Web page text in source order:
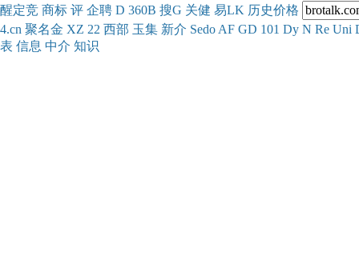
醒定竞 商标 评 企聘 D 360B 搜G 关健 易LK 历史价格
4.cn 聚名金 XZ 22 西部 玉集 新介 Sedo AF GD 101 Dy N Re Uni
表 信息 中介 知识